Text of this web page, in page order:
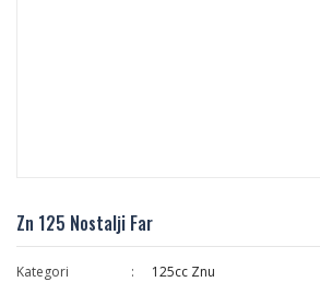
Zn 125 Nostalji Far
Kategori
125cc Znu